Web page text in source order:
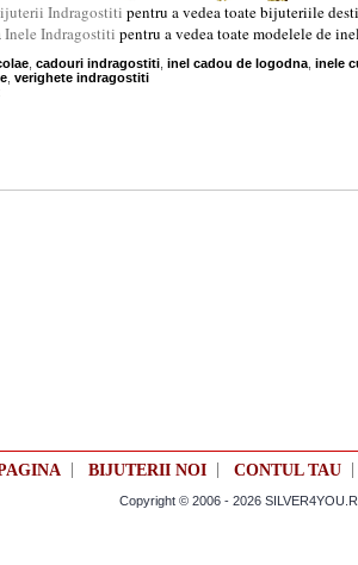
Indragostiti pentru a vedea toate bijuteriile
Inele Indragostiti pentru a vedea toate modelele de
cadouri indragostiti inel cadou de logodna inele
verighete indragostiti
BIJUTERII NOI CONTUL TAU
Copyright © 2006 - 2026